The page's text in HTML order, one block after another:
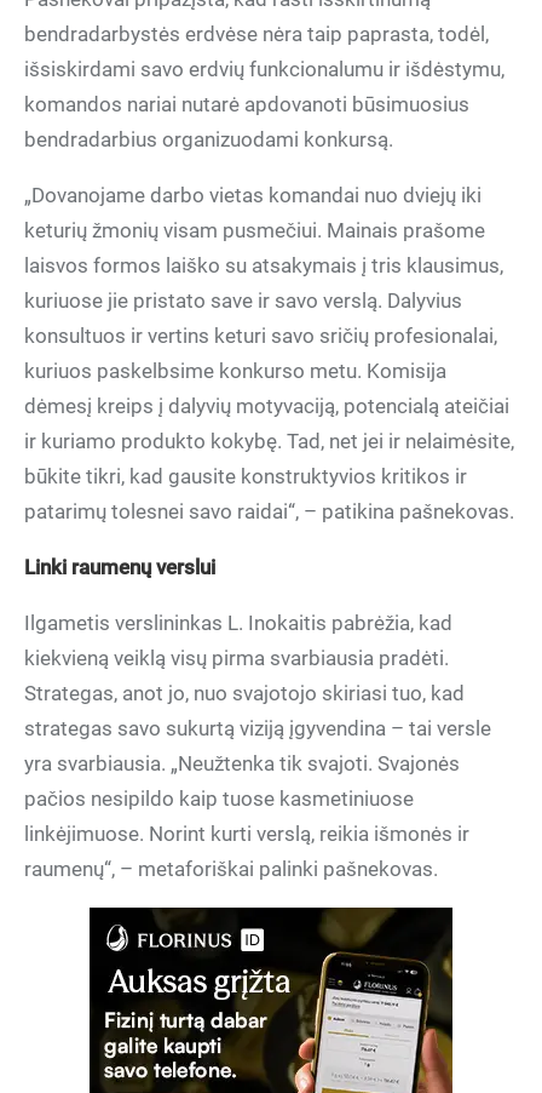
bendradarbystės erdvėse nėra taip paprasta, todėl,
išsiskirdami savo erdvių funkcionalumu ir išdėstymu,
komandos nariai nutarė apdovanoti būsimuosius
bendradarbius organizuodami konkursą.
„Dovanojame darbo vietas komandai nuo dviejų iki
keturių žmonių visam pusmečiui. Mainais prašome
laisvos formos laiško su atsakymais į tris klausimus,
kuriuose jie pristato save ir savo verslą. Dalyvius
konsultuos ir vertins keturi savo sričių profesionalai,
kuriuos paskelbsime konkurso metu. Komisija
dėmesį kreips į dalyvių motyvaciją, potencialą ateičiai
ir kuriamo produkto kokybę. Tad, net jei ir nelaimėsite,
būkite tikri, kad gausite konstruktyvios kritikos ir
patarimų tolesnei savo raidai“, – patikina pašnekovas.
Linki raumenų verslui
Ilgametis verslininkas L. Inokaitis pabrėžia, kad
kiekvieną veiklą visų pirma svarbiausia pradėti.
Strategas, anot jo, nuo svajotojo skiriasi tuo, kad
strategas savo sukurtą viziją įgyvendina – tai versle
yra svarbiausia. „Neužtenka tik svajoti. Svajonės
pačios nesipildo kaip tuose kasmetiniuose
linkėjimuose. Norint kurti verslą, reikia išmonės ir
raumenų“, – metaforiškai palinki pašnekovas.